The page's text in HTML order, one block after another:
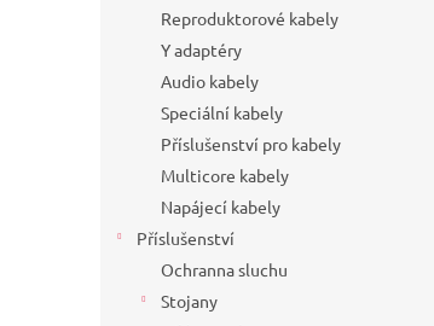
Reproduktorové kabely
Y adaptéry
Audio kabely
Speciální kabely
Příslušenství pro kabely
Multicore kabely
Napájecí kabely
Příslušenství
Ochranna sluchu
Stojany